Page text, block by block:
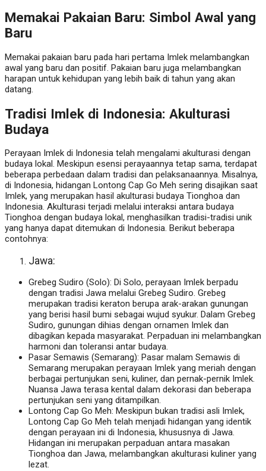
Memakai Pakaian Baru: Simbol Awal yang
Baru
Memakai pakaian baru pada hari pertama Imlek melambangkan
awal yang baru dan positif. Pakaian baru juga melambangkan
harapan untuk kehidupan yang lebih baik di tahun yang akan
datang.
Tradisi Imlek di Indonesia: Akulturasi
Budaya
Perayaan Imlek di Indonesia telah mengalami akulturasi dengan
budaya lokal. Meskipun esensi perayaannya tetap sama, terdapat
beberapa perbedaan dalam tradisi dan pelaksanaannya. Misalnya,
di Indonesia, hidangan Lontong Cap Go Meh sering disajikan saat
Imlek, yang merupakan hasil akulturasi budaya Tionghoa dan
Indonesia. Akulturasi terjadi melalui interaksi antara budaya
Tionghoa dengan budaya lokal, menghasilkan tradisi-tradisi unik
yang hanya dapat ditemukan di Indonesia. Berikut beberapa
contohnya:
Jawa:
Grebeg Sudiro (Solo): Di Solo, perayaan Imlek berpadu
dengan tradisi Jawa melalui Grebeg Sudiro. Grebeg
merupakan tradisi keraton berupa arak-arakan gunungan
yang berisi hasil bumi sebagai wujud syukur. Dalam Grebeg
Sudiro, gunungan dihias dengan ornamen Imlek dan
dibagikan kepada masyarakat. Perpaduan ini melambangkan
harmoni dan toleransi antar budaya.
Pasar Semawis (Semarang): Pasar malam Semawis di
Semarang merupakan perayaan Imlek yang meriah dengan
berbagai pertunjukan seni, kuliner, dan pernak-pernik Imlek.
Nuansa Jawa terasa kental dalam dekorasi dan beberapa
pertunjukan seni yang ditampilkan.
Lontong Cap Go Meh: Meskipun bukan tradisi asli Imlek,
Lontong Cap Go Meh telah menjadi hidangan yang identik
dengan perayaan ini di Indonesia, khususnya di Jawa.
Hidangan ini merupakan perpaduan antara masakan
Tionghoa dan Jawa, melambangkan akulturasi kuliner yang
lezat.